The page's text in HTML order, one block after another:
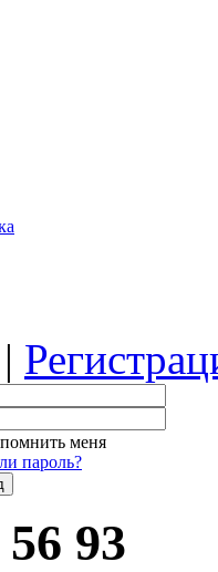
|
меня
пароль?
93